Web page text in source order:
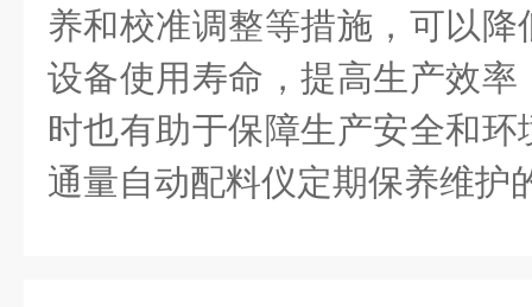
养和校准调整等措施，可以
设备使用寿命，提高生产效
时也有助于保障生产安全和
通量自动配料仪定期保养维护